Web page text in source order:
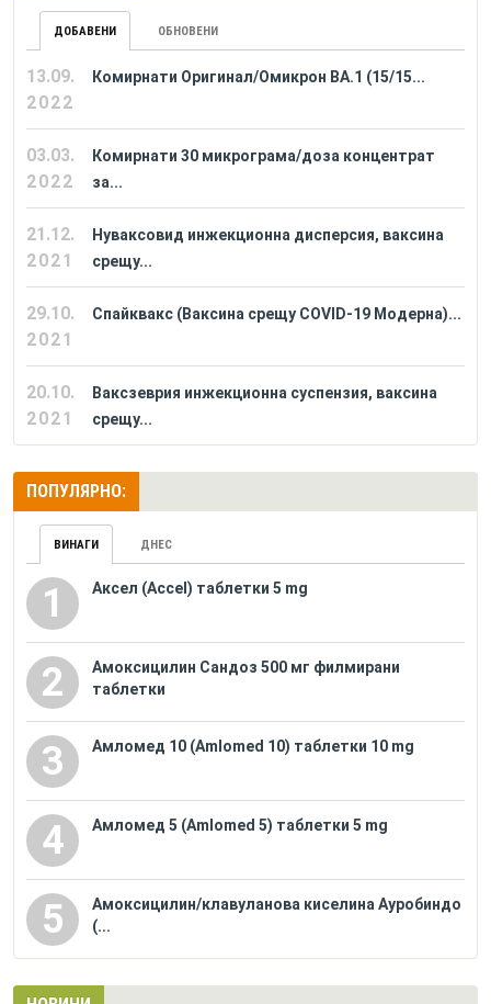
ДОБАВЕНИ ОБНОВЕНИ
13.09.
2022
Комирнати Оригинал/Омикрон BA.1 (15/15...
03.03.
2022
Комирнати 30 микрограма/доза концентрат
за...
21.12.
2021
Нуваксовид инжекционна дисперсия, ваксина
срещу...
29.10.
2021
Спайквакс (Ваксина срещу COVID-19 Модерна)...
20.10.
2021
Ваксзеврия инжекционна суспензия, ваксина
срещу...
ПОПУЛЯРНО:
ВИНАГИ ДНЕС
1 Аксел (Accel) таблетки 5 mg
2
Амоксицилин Сандоз 500 мг филмирани
таблетки
3 Амломед 10 (Amlomed 10) таблетки 10 mg
4 Амломед 5 (Amlomed 5) таблетки 5 mg
5
Амоксицилин/клавуланова киселина Ауробиндо
(...